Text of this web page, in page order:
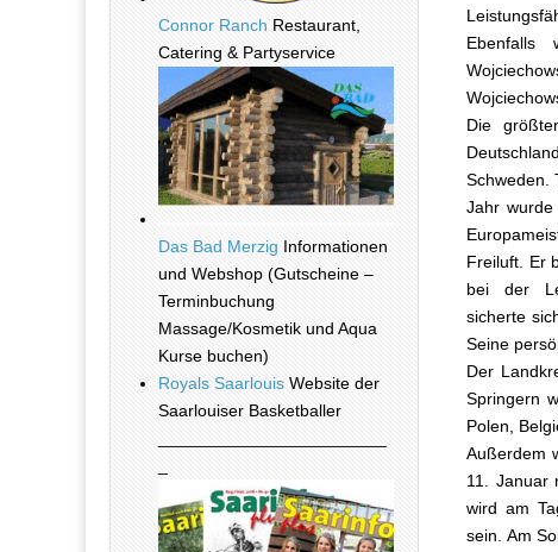
Ebenfalls
Die
Schweden.
Jahr
Freiluft. Er
bei der
sicherte
Seine
Der
Springern
Polen,
Außerdem
11. Januar
wird am
sein. Am
Connor Ranch Restaurant,
Catering & Partyservice
Das Bad Merzig Informationen
und Webshop (Gutscheine –
Terminbuchung
Massage/Kosmetik und Aqua
Kurse buchen)
Royals Saarlouis Website der
Saarlouiser Basketballer